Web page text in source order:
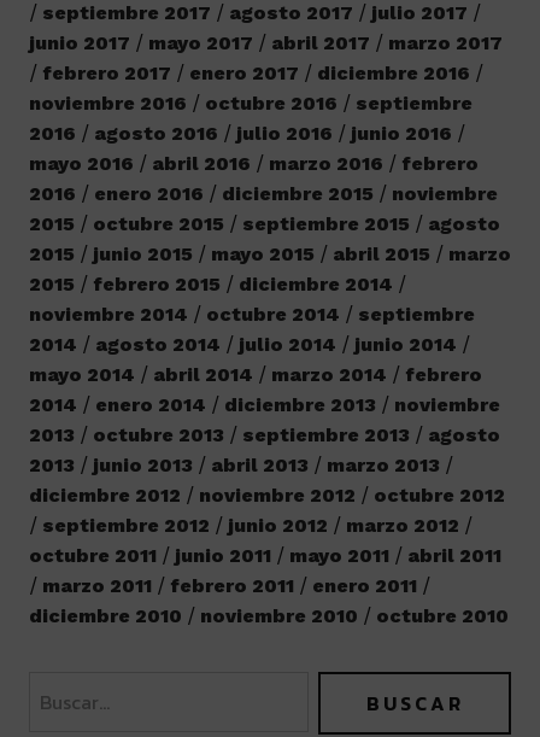
septiembre 2017
agosto 2017
julio 2017
junio 2017
mayo 2017 abril 2017
marzo 2017
febrero 2017
enero 2017
diciembre 2016
noviembre 2016
octubre 2016
septiembre
2016
agosto 2016 julio 2016
junio 2016
mayo 2016
abril 2016 marzo 2016
febrero
2016
enero 2016 diciembre 2015
noviembre
2015
octubre 2015 septiembre 2015
agosto
2015
junio 2015 mayo 2015 abril 2015
marzo
2015
febrero 2015
diciembre 2014
noviembre 2014
octubre 2014
septiembre
2014
agosto 2014 julio 2014
junio 2014
mayo 2014
abril 2014 marzo 2014
febrero
2014
enero 2014 diciembre 2013
noviembre
2013
octubre 2013 septiembre 2013
agosto
2013
junio 2013 abril 2013
marzo 2013
diciembre 2012
noviembre 2012
octubre 2012
septiembre 2012
junio 2012
marzo 2012
octubre 2011
junio 2011 mayo 2011
abril 2011
marzo 2011
febrero 2011
enero 2011
diciembre 2010
noviembre 2010 octubre 2010